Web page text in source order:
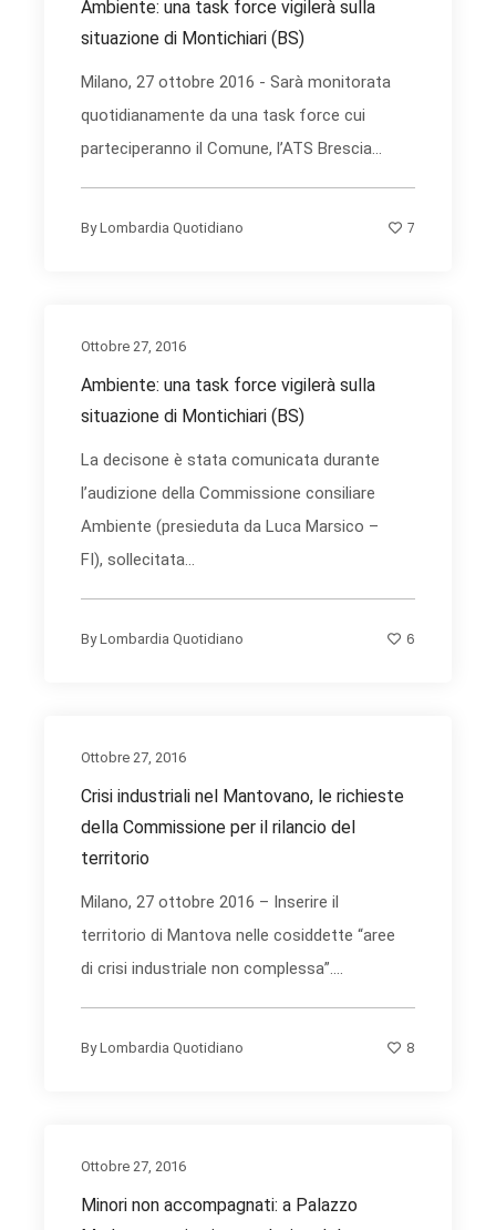
Ambiente: una task force vigilerà sulla
situazione di Montichiari (BS)
Milano, 27 ottobre 2016 - Sarà monitorata
quotidianamente da una task force cui
parteciperanno il Comune, l’ATS Brescia...
ByLombardia Quotidiano 7
Ottobre 27, 2016
Ambiente: una task force vigilerà sulla
situazione di Montichiari (BS)
La decisone è stata comunicata durante
l’audizione della Commissione consiliare
Ambiente (presieduta da Luca Marsico –
FI), sollecitata...
ByLombardia Quotidiano 6
Ottobre 27, 2016
Crisi industriali nel Mantovano, le richieste
della Commissione per il rilancio del
territorio
Milano, 27 ottobre 2016 – Inserire il
territorio di Mantova nelle cosiddette “aree
di crisi industriale non complessa”....
ByLombardia Quotidiano 8
Ottobre 27, 2016
Minori non accompagnati: a Palazzo